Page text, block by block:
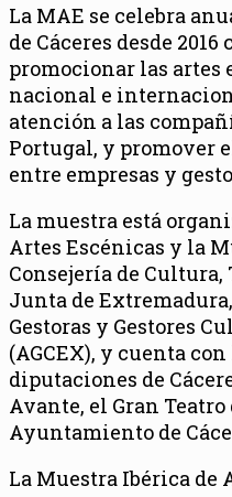
La MAE se celebra
de Cáceres desde
promocionar las artes
nacional e
atención a las
Portugal, y promover
entre empresas y
La muestra está
Artes Escénicas y la
Consejería de
Junta de
Gestoras y Gestores
(AGCEX), y cuenta
diputaciones de
Avante, el Gran Teatro
Ayuntamiento de
La Muestra Ibérica de